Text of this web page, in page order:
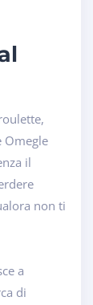
Omegle
il
non ti
a
di